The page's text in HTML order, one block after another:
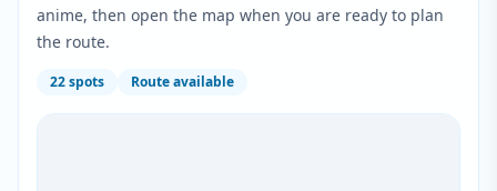
anime, then open the map when you are ready to plan
the route.
22spots Route available